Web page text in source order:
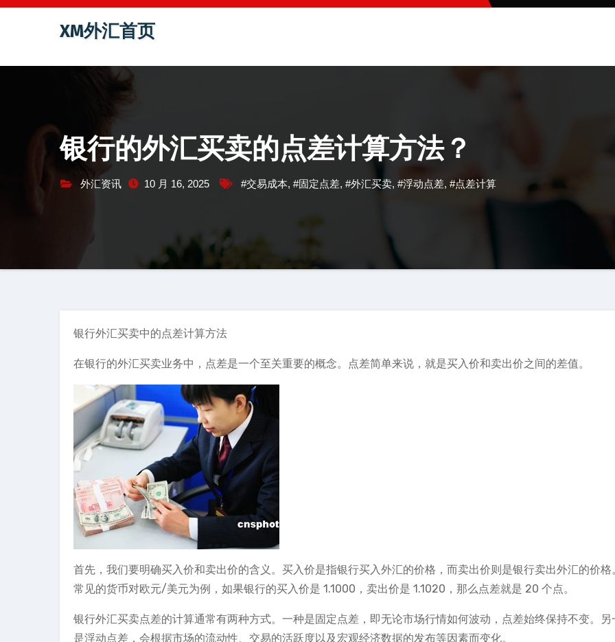
跳
容
XM外汇首页
银行的外汇买卖的点差计算方法？
外汇资讯 10 月 16, 2025 #交易成本, #固定点差, #外汇买卖, #浮动点差, #点差计算
银行外汇买卖中的点差计算方法
在银行的外汇买卖业务中，点差是一个至关重要的概念。点差简单来说，就是买入价和卖出价之间的差值。
首先，我们要明确买入价和卖出价的含义。买入价是指银行买入外汇的价格，而卖出价则是银行卖出外汇的价格
常见的货币对欧元/美元为例，如果银行的买入价是 1.1000，卖出价是 1.1020，那么点差就是 20 个点。
银行外汇买卖点差的计算通常有两种方式。一种是固定点差，即无论市场行情如何波动，点差始终保持不变。另
是浮动点差，会根据市场的流动性、交易的活跃度以及宏观经济数据的发布等因素而变化。